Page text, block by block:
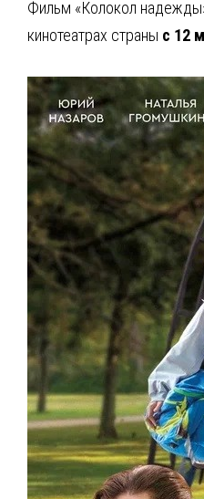
Фильм «Колокол
кинотеатрах страны с 12